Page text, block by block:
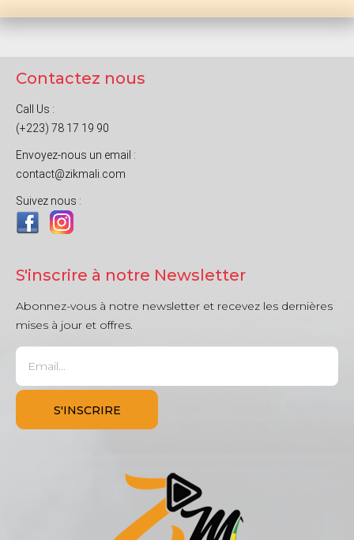
Contactez nous
Call Us :
(+223) 78 17 19 90
Envoyez-nous un email :
contact@zikmali.com
Suivez nous :
S'inscrire à notre Newsletter
Abonnez-vous à notre newsletter et recevez les dernières
mises à jour et offres.